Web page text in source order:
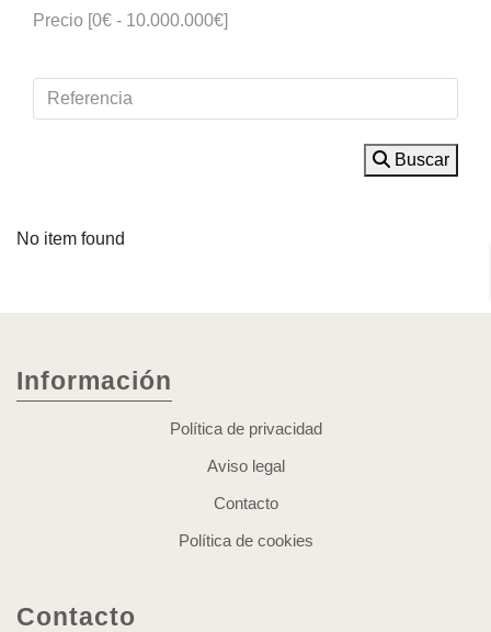
Precio [0€ - 10.000.000€]
Buscar
No item found
Información
Política de privacidad
Aviso legal
Contacto
Política de cookies
Contacto